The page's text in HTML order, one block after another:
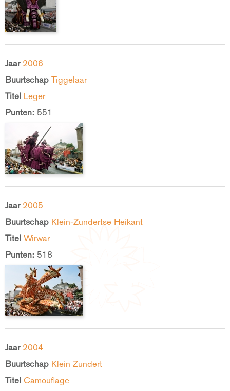
Jaar 2006
Buurtschap Tiggelaar
Titel Leger
Punten: 551
Jaar 2005
Buurtschap Klein-Zundertse Heikant
Titel Wirwar
Punten: 518
Jaar 2004
Buurtschap Klein Zundert
Titel Camouflage